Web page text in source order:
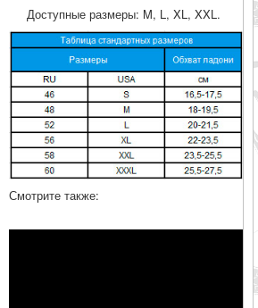
Доступные размеры: M, L, XL, XXL.
Смотрите также: